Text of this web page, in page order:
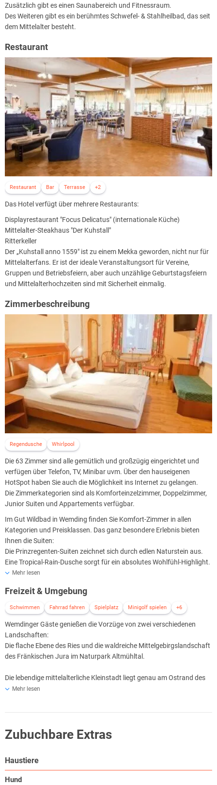
Zusätzlich gibt es einen Saunabereich und Fitnessraum.
Des Weiteren gibt es ein berühmtes Schwefel- & Stahlheilbad, das seit
dem Mittelalter besteht.
Restaurant
Restaurant Bar Terrasse +2
Das Hotel verfügt über mehrere Restaurants:
Displayrestaurant "Focus Delicatus" (internationale Küche)
Mittelalter-Steakhaus "Der Kuhstall"
Ritterkeller
Der „Kuhstall anno 1559" ist zu einem Mekka geworden, nicht nur für
Mittelalterfans. Er ist der ideale Veranstaltungsort für Vereine,
Gruppen und Betriebsfeiern, aber auch unzählige Geburtstagsfeiern
und Mittelalterhochzeiten sind mit Sicherheit einmalig.
Zimmerbeschreibung
Regendusche Whirlpool
Die 63 Zimmer sind alle gemütlich und großzügig eingerichtet und
verfügen über Telefon, TV, Minibar uvm. Über den hauseigenen
HotSpot haben Sie auch die Möglichkeit ins Internet zu gelangen.
Die Zimmerkategorien sind als Komforteinzelzimmer, Doppelzimmer,
Junior Suiten und Appartements verfügbar.
Im Gut Wildbad in Wemding finden Sie Komfort-Zimmer in allen
Kategorien und Preisklassen. Das ganz besondere Erlebnis bieten
Ihnen die Suiten:
Die Prinzregenten-Suiten zeichnet sich durch edlen Naturstein aus.
Eine Tropical-Rain-Dusche sorgt für ein absolutes Wohlfühl-Highlight.
Die Waldsuite verfügt über zwei Schlafräume und im gemütlichen Bad
Von der Sitzecke aus genießen Sie den Ausblick über die Wiesen bis
hin zum Wald, mit etwas Glück können Sie am Morgen sogar die Rehe
beim Äsen beobachten.
Mehr lesen
Freizeit & Umgebung
Schwimmen Fahrrad fahren Spielplatz Minigolf spielen +6
Wemdinger Gäste genießen die Vorzüge von zwei verschiedenen
Landschaften:
Die flache Ebene des Ries und die waldreiche Mittelgebirgslandschaft
des Fränkischen Jura im Naturpark Altmühltal.
Die lebendige mittelalterliche Kleinstadt liegt genau am Ostrand des
Rieses, das vor 15 Millionen Jahren durch einen Meteoriteneinschlag
eine Auszeichnung beim Bundeswettbewerb umweltfreundlicher
Die liebenswerte Ferienstadt liegt an der "Deutschen Ferienroute
Mehr lesen
Zubuchbare Extras
Haustiere
Hund